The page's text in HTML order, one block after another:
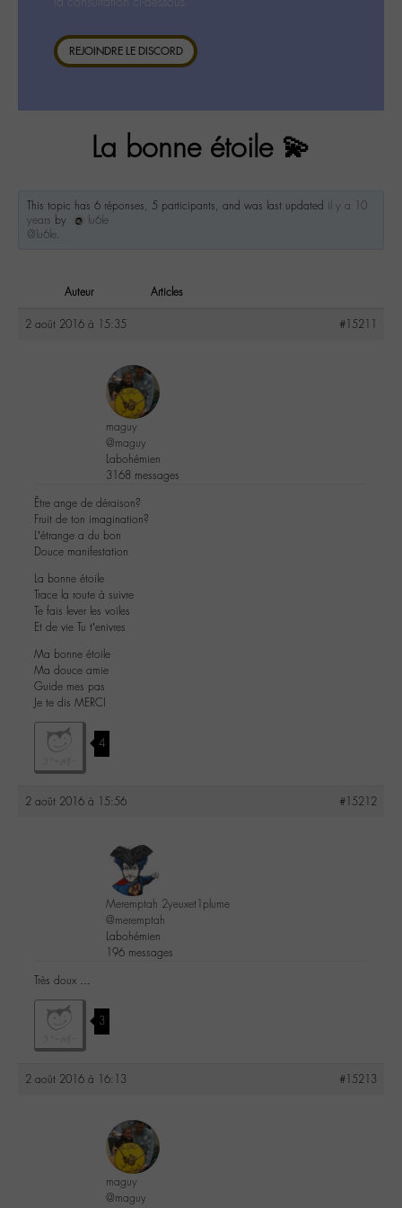
REJOINDRE LE DISCORD
La bonne étoile 💫
This topic has 6 réponses, 5 participants, and was last updated il y a 10
years by
lu6le
@lu6le.
Auteur Articles
2 août 2016 à 15:35 #15211
maguy
@maguy
Labohémien
3168 messages
Être ange de déraison?
Fruit de ton imagination?
L’étrange a du bon
Douce manifestation
La bonne étoile
Trace la route à suivre
Te fais lever les voiles
Et de vie Tu t’enivres
Ma bonne étoile
Ma douce amie
Guide mes pas
Je te dis MERCI
4
2 août 2016 à 15:56 #15212
Meremptah 2yeuxet1plume
@meremptah
Labohémien
196 messages
Très doux …
3
2 août 2016 à 16:13 #15213
maguy
@maguy